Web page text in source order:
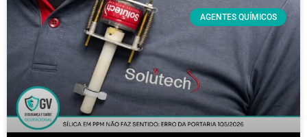
AGENTES QUÍMICOS